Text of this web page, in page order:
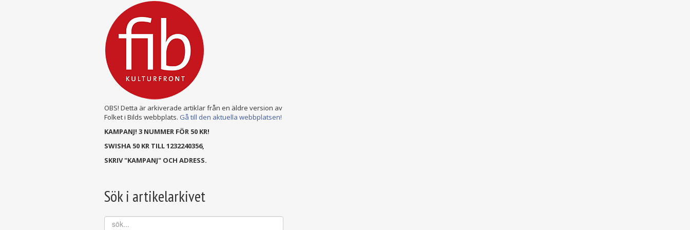
OBS! Detta är arkiverade artiklar från en äldre version av
Folket i Bilds webbplats. Gå till den aktuella webbplatsen!
KAMPANJ! 3 NUMMER FÖR 50 KR!
SWISHA 50 KR TILL 1232240356,
SKRIV "KAMPANJ" OCH ADRESS.
Sök i artikelarkivet
sök...